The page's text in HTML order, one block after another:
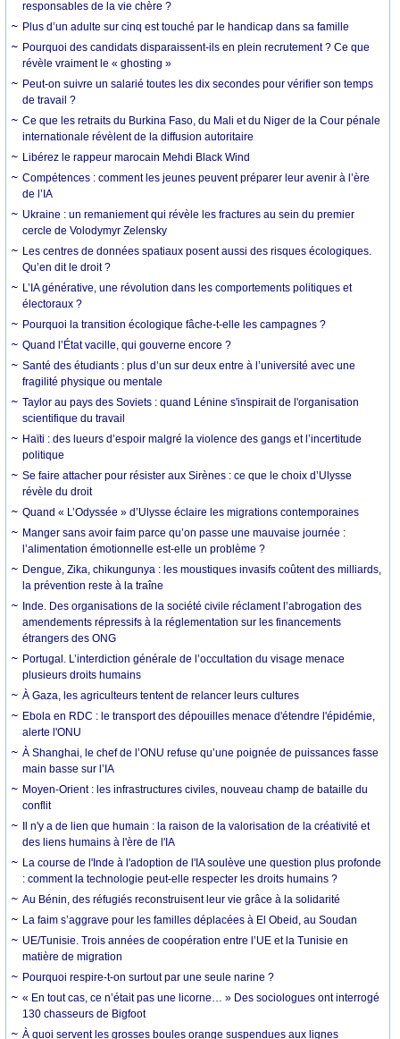
responsables de la vie chère ?
Plus d’un adulte sur cinq est touché par le handicap dans sa famille
Pourquoi des candidats disparaissent-ils en plein recrutement ? Ce que
révèle vraiment le « ghosting »
Peut-on suivre un salarié toutes les dix secondes pour vérifier son temps
de travail ?
Ce que les retraits du Burkina Faso, du Mali et du Niger de la Cour pénale
internationale révèlent de la diffusion autoritaire
Libérez le rappeur marocain Mehdi Black Wind
Compétences : comment les jeunes peuvent préparer leur avenir à l’ère
de l’IA
Ukraine : un remaniement qui révèle les fractures au sein du premier
cercle de Volodymyr Zelensky
Les centres de données spatiaux posent aussi des risques écologiques.
Qu’en dit le droit ?
L’IA générative, une révolution dans les comportements politiques et
électoraux ?
Pourquoi la transition écologique fâche-t-elle les campagnes ?
Quand l’État vacille, qui gouverne encore ?
Santé des étudiants : plus d’un sur deux entre à l’université avec une
fragilité physique ou mentale
Taylor au pays des Soviets : quand Lénine s'inspirait de l'organisation
scientifique du travail
Haïti : des lueurs d’espoir malgré la violence des gangs et l’incertitude
politique
Se faire attacher pour résister aux Sirènes : ce que le choix d’Ulysse
révèle du droit
Quand « L’Odyssée » d’Ulysse éclaire les migrations contemporaines
Manger sans avoir faim parce qu’on passe une mauvaise journée :
l’alimentation émotionnelle est-elle un problème ?
Dengue, Zika, chikungunya : les moustiques invasifs coûtent des milliards,
la prévention reste à la traîne
Inde. Des organisations de la société civile réclament l’abrogation des
amendements répressifs à la réglementation sur les financements
étrangers des ONG
Portugal. L’interdiction générale de l’occultation du visage menace
plusieurs droits humains
À Gaza, les agriculteurs tentent de relancer leurs cultures
Ebola en RDC : le transport des dépouilles menace d'étendre l'épidémie,
alerte l'ONU
À Shanghai, le chef de l’ONU refuse qu’une poignée de puissances fasse
main basse sur l’IA
Moyen-Orient : les infrastructures civiles, nouveau champ de bataille du
conflit
Il n'y a de lien que humain : la raison de la valorisation de la créativité et
des liens humains à l'ère de l'IA
La course de l'Inde à l'adoption de l'IA soulève une question plus profonde
: comment la technologie peut-elle respecter les droits humains ?
Au Bénin, des réfugiés reconstruisent leur vie grâce à la solidarité
La faim s’aggrave pour les familles déplacées à El Obeid, au Soudan
UE/Tunisie. Trois années de coopération entre l’UE et la Tunisie en
matière de migration
Pourquoi respire-t-on surtout par une seule narine ?
« En tout cas, ce n’était pas une licorne… » Des sociologues ont interrogé
130 chasseurs de Bigfoot
À quoi servent les grosses boules orange suspendues aux lignes